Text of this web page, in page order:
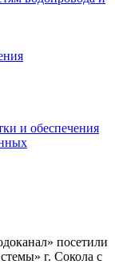
и обеспечения
посетили
г. Сокола с